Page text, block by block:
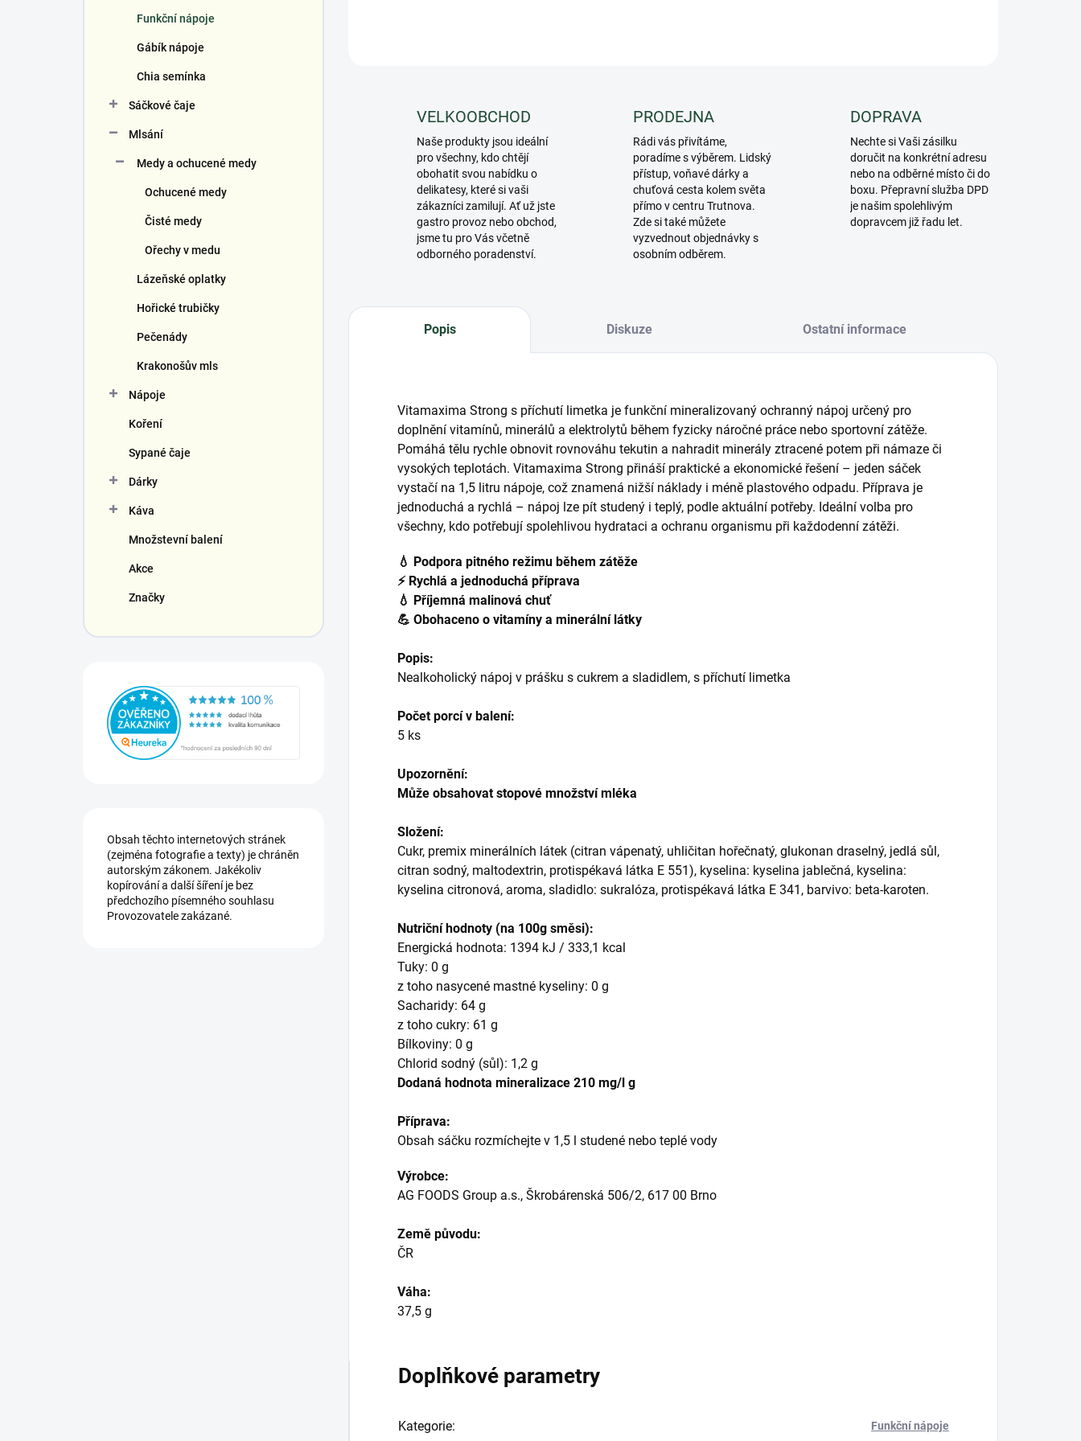
Funkční nápoje
Gábík nápoje
Chia semínka
Sáčkové čaje
Mlsání
Medy a ochucené medy
Ochucené medy
Čisté medy
Ořechy v medu
Lázeňské oplatky
Hořické trubičky
Pečenády
Krakonošův mls
Nápoje
Koření
Sypané čaje
Dárky
Káva
Množstevní balení
Akce
Značky
Obsah těchto internetových stránek
(zejména fotografie a texty) je chráněn
autorským zákonem. Jakékoliv
kopírování a další šíření je bez
předchozího písemného souhlasu
Provozovatele zakázané.
VELKOOBCHOD
Naše produkty jsou ideální
pro všechny, kdo chtějí
obohatit svou nabídku o
delikatesy, které si vaši
zákazníci zamilují. Ať už jste
gastro provoz nebo obchod,
jsme tu pro Vás včetně
odborného poradenství.
PRODEJNA
Rádi vás přivítáme,
poradíme s výběrem. Lidský
přístup, voňavé dárky a
chuťová cesta kolem světa
přímo v centru Trutnova.
Zde si také můžete
vyzvednout objednávky s
osobním odběrem.
DOPRAVA
Nechte si Vaši zásilku
doručit na konkrétní adresu
nebo na odběrné místo či do
boxu. Přepravní služba DPD
je našim spolehlivým
dopravcem již řadu let.
Popis Diskuze Ostatní informace
Vitamaxima Strong s příchutí limetka je funkční mineralizovaný ochranný nápoj určený pro
doplnění vitamínů, minerálů a elektrolytů během fyzicky náročné práce nebo sportovní zátěže.
Pomáhá tělu rychle obnovit rovnováhu tekutin a nahradit minerály ztracené potem při námaze či
vysokých teplotách. Vitamaxima Strong přináší praktické a ekonomické řešení – jeden sáček
vystačí na 1,5 litru nápoje, což znamená nižší náklady i méně plastového odpadu. Příprava je
jednoduchá a rychlá – nápoj lze pít studený i teplý, podle aktuální potřeby. Ideální volba pro
všechny, kdo potřebují spolehlivou hydrataci a ochranu organismu při každodenní zátěži.
💧 Podpora pitného režimu během zátěže
⚡ Rychlá a jednoduchá příprava
💧 Příjemná malinová chuť
💪 Obohaceno o vitamíny a minerální látky
Popis:
Nealkoholický nápoj v prášku s cukrem a sladidlem, s příchutí limetka
Počet porcí v balení:
5 ks
Upozornění:
Může obsahovat stopové množství mléka
Složení:
Cukr, premix minerálních látek (citran vápenatý, uhličitan hořečnatý, glukonan draselný, jedlá sůl,
citran sodný, maltodextrin, protispékavá látka E 551), kyselina: kyselina jablečná, kyselina:
kyselina citronová, aroma, sladidlo: sukralóza, protispékavá látka E 341, barvivo: beta-karoten.
Nutriční hodnoty (na 100g směsi):
Energická hodnota: 1394 kJ / 333,1 kcal
Tuky: 0 g
z toho nasycené mastné kyseliny: 0 g
Sacharidy: 64 g
z toho cukry: 61 g
Bílkoviny: 0 g
Chlorid sodný (sůl): 1,2 g
Dodaná hodnota mineralizace 210 mg/l g
Příprava:
Obsah sáčku rozmíchejte v 1,5 l studené nebo teplé vody
Výrobce:
AG FOODS Group a.s., Škrobárenská 506/2, 617 00 Brno
Země původu:
ČR
Váha:
37,5 g
Doplňkové parametry
Kategorie: Funkční nápoje